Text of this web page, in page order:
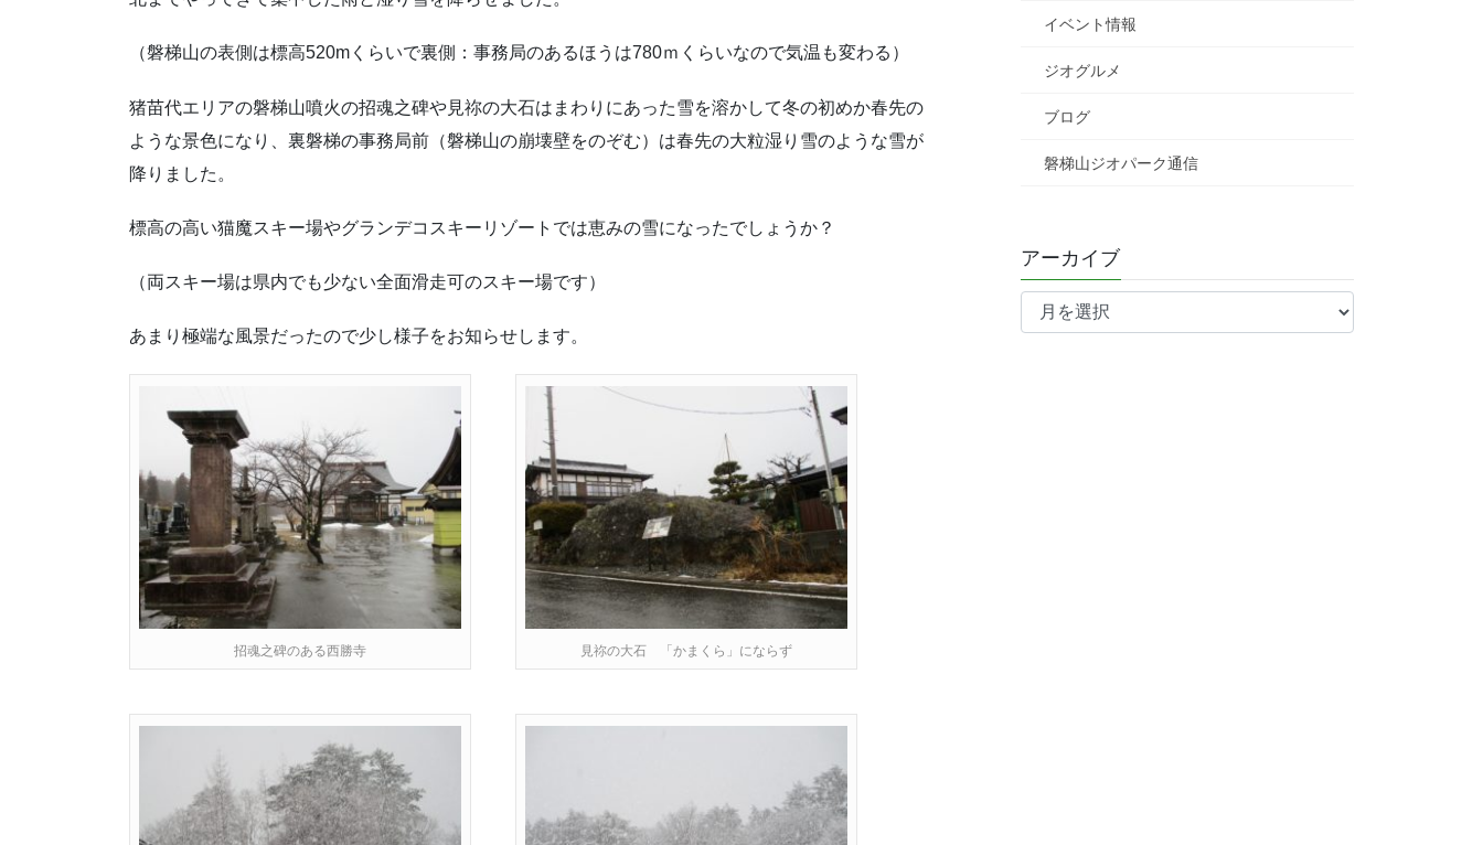
（磐梯山の表側は標高520mくらいで裏側：事務局のあるほうは780ｍくらいなので気温も変わる）
猪苗代エリアの磐梯山噴火の招魂之碑や見祢の大石はまわりにあった雪を溶かして冬の初めか春先の
ような景色になり、裏磐梯の事務局前（磐梯山の崩壊壁をのぞむ）は春先の大粒湿り雪のような雪が
降りました。
標高の高い猫魔スキー場やグランデコスキーリゾートでは恵みの雪になったでしょうか？
（両スキー場は県内でも少ない全面滑走可のスキー場です）
あまり極端な風景だったので少し様子をお知らせします。
招魂之碑のある西勝寺 見祢の大石 「かまくら」にならず
イベント情報
ジオグルメ
ブログ
磐梯山ジオパーク通信
アーカイブ
ア